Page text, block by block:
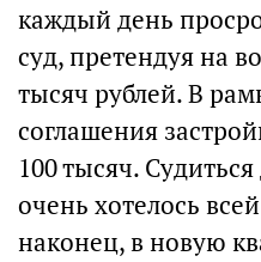
каждый день
суд, претендуя на
тысяч рублей. В
соглашения
100 тысяч.
очень хотелось
наконец, в новую